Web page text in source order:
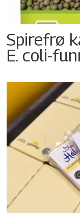
Spirefrø
E. coli-